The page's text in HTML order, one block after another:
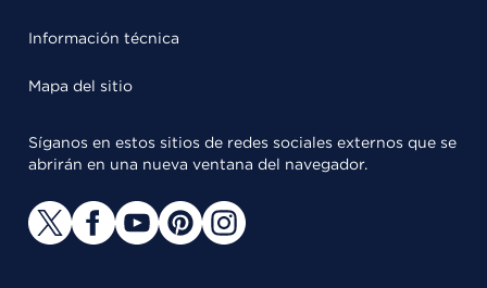
Información técnica
Mapa del sitio
Síganos en estos sitios de redes sociales externos que se
abrirán en una nueva ventana del navegador.